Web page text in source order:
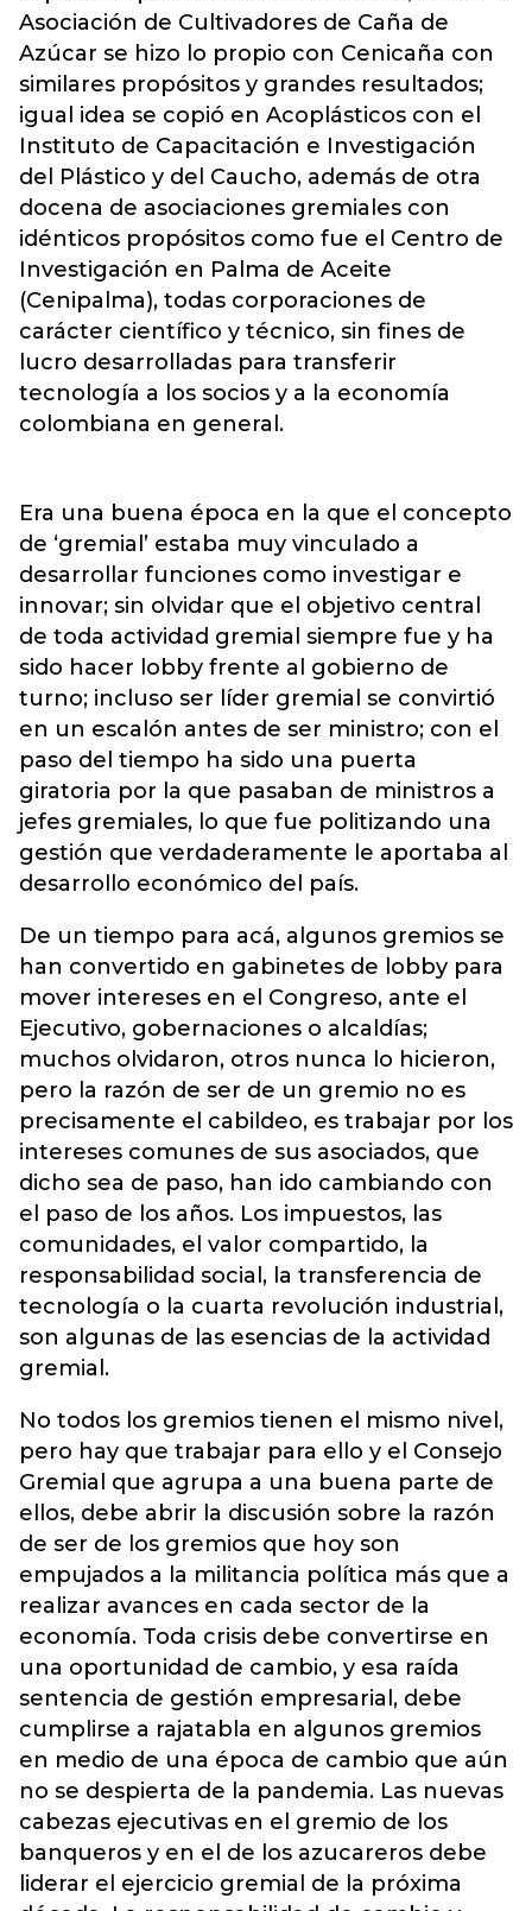
Asociación de Cultivadores de Caña de
Azúcar se hizo lo propio con Cenicaña con
similares propósitos y grandes resultados;
igual idea se copió en Acoplásticos con el
Instituto de Capacitación e Investigación
del Plástico y del Caucho, además de otra
docena de asociaciones gremiales con
idénticos propósitos como fue el Centro de
Investigación en Palma de Aceite
(Cenipalma), todas corporaciones de
carácter científico y técnico, sin fines de
lucro desarrolladas para transferir
tecnología a los socios y a la economía
colombiana en general.
Era una buena época en la que el concepto
de ‘gremial’ estaba muy vinculado a
desarrollar funciones como investigar e
innovar; sin olvidar que el objetivo central
de toda actividad gremial siempre fue y ha
sido hacer lobby frente al gobierno de
turno; incluso ser líder gremial se convirtió
en un escalón antes de ser ministro; con el
paso del tiempo ha sido una puerta
giratoria por la que pasaban de ministros a
jefes gremiales, lo que fue politizando una
gestión que verdaderamente le aportaba al
desarrollo económico del país.
De un tiempo para acá, algunos gremios se
han convertido en gabinetes de lobby para
mover intereses en el Congreso, ante el
Ejecutivo, gobernaciones o alcaldías;
muchos olvidaron, otros nunca lo hicieron,
pero la razón de ser de un gremio no es
precisamente el cabildeo, es trabajar por los
intereses comunes de sus asociados, que
dicho sea de paso, han ido cambiando con
el paso de los años. Los impuestos, las
comunidades, el valor compartido, la
responsabilidad social, la transferencia de
tecnología o la cuarta revolución industrial,
son algunas de las esencias de la actividad
gremial.
No todos los gremios tienen el mismo nivel,
pero hay que trabajar para ello y el Consejo
Gremial que agrupa a una buena parte de
ellos, debe abrir la discusión sobre la razón
de ser de los gremios que hoy son
empujados a la militancia política más que a
realizar avances en cada sector de la
economía. Toda crisis debe convertirse en
una oportunidad de cambio, y esa raída
sentencia de gestión empresarial, debe
cumplirse a rajatabla en algunos gremios
en medio de una época de cambio que aún
no se despierta de la pandemia. Las nuevas
cabezas ejecutivas en el gremio de los
banqueros y en el de los azucareros debe
liderar el ejercicio gremial de la próxima